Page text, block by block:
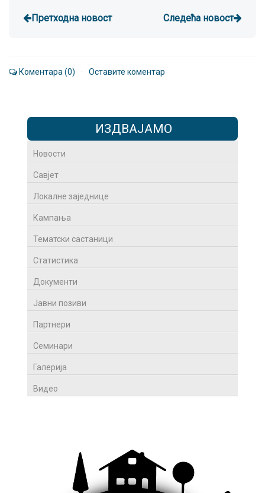
Претходна новост Следећа новост
Коментара (0) · Оставите коментар
ИЗДВАЈАМО
Новости
Савјет
Локалне заједнице
Кампања
Тематски састаници
Статистика
Документи
Јавни позиви
Партнери
Семинари
Галерија
Видео